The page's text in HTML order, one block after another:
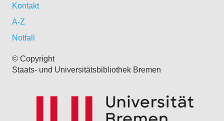
Kontakt
A-Z
Notfall
© Copyright
Staats- und Universitätsbibliothek Bremen